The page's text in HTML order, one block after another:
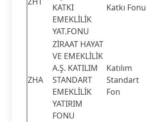
KATKI
EMEKLİLİK
YAT.FONU
Katkı Fonu
ZHA
ZİRAAT HAYAT
VE EMEKLİLİK
A.Ş. KATILIM
STANDART
EMEKLİLİK
YATIRIM
FONU
Katılım
Standart
Fon